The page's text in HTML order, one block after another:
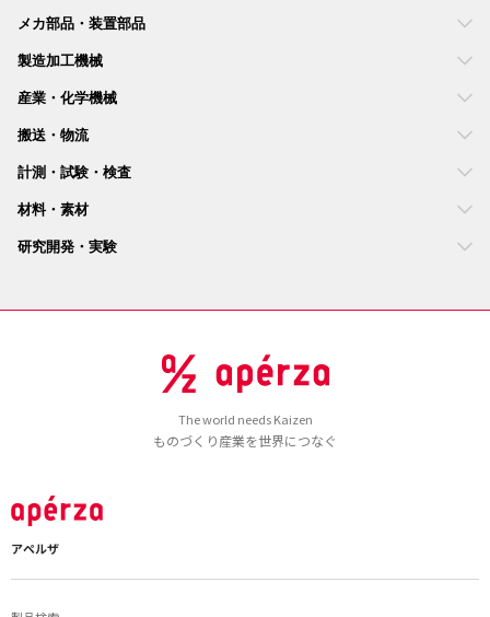
メカ部品・装置部品
製造加工機械
産業・化学機械
搬送・物流
計測・試験・検査
材料・素材
研究開発・実験
The world needs Kaizen
ものづくり産業を世界につなぐ
アペルザ